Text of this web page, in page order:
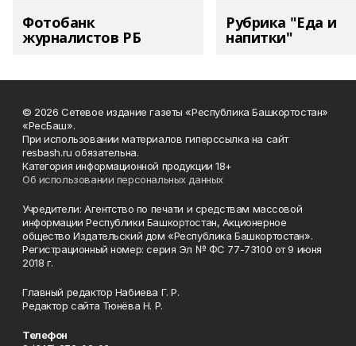
Фотобанк
журналистов РБ
Рубрика "Еда и
напитки"
© 2026 Сетевое издание газеты «Республика Башкортостан»
«РесБаш».
При использовании материалов гиперссылка на сайт
resbash.ru обязательна.
Категория информационной продукции 18+
Об использовании персональных данных
Учредители: Агентство по печати и средствам массовой
информации Республики Башкортостан, Акционерное
общество Издательский дом «Республика Башкортостан».
Регистрационный номер: серия Эл № ФС 77-73100 от 9 июня
2018 г.
Главный редактор Набиева Г. Р.
Редактор сайта Тюнёва Н. Р.
Телефон